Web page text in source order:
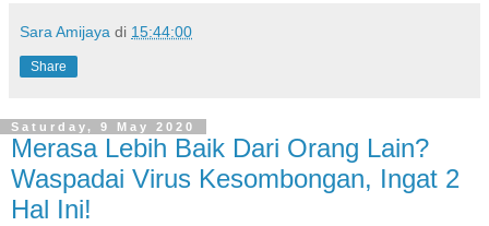
Sara Amijaya di 15:44:00
Share
Saturday, 9 May 2020
Merasa Lebih Baik Dari Orang Lain?
Waspadai Virus Kesombongan, Ingat 2
Hal Ini!